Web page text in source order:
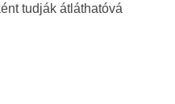
tudják átláthatóvá